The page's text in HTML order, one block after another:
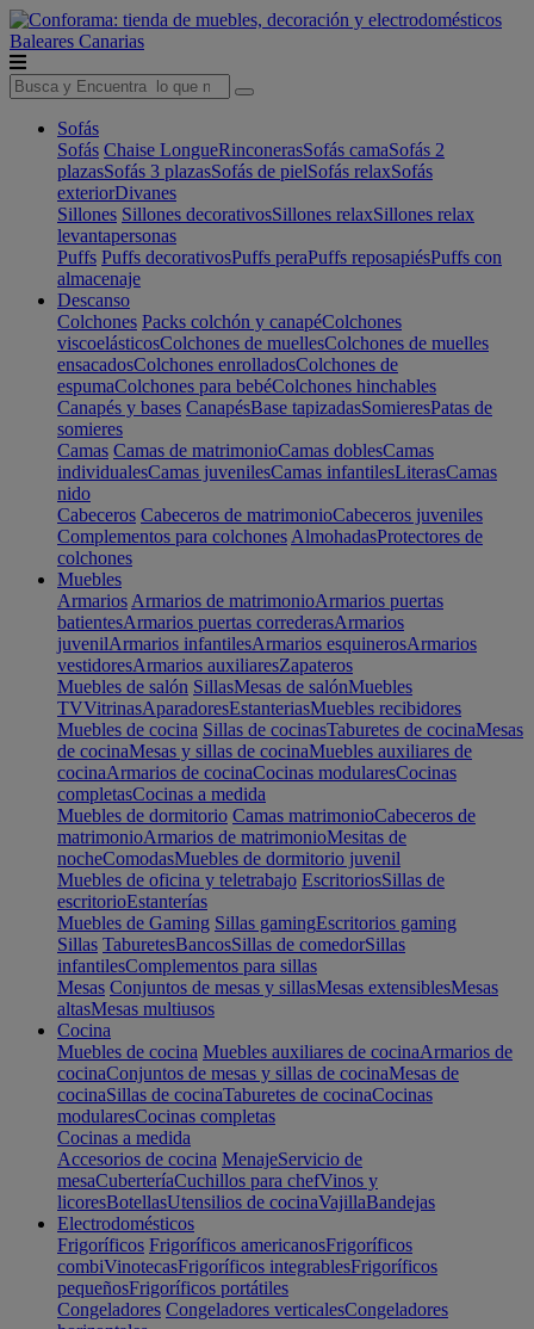
Baleares Canarias
Sofás
Sofás Chaise LongueRinconerasSofás camaSofás 2
plazasSofás 3 plazasSofás de pielSofás relaxSofás
exteriorDivanes
Sillones Sillones decorativosSillones relaxSillones relax
levantapersonas
Puffs Puffs decorativosPuffs peraPuffs reposapiésPuffs con
almacenaje
Descanso
Colchones Packs colchón y canapéColchones
viscoelásticosColchones de muellesColchones de muelles
ensacadosColchones enrolladosColchones de
espumaColchones para bebéColchones hinchables
Canapés y bases CanapésBase tapizadasSomieresPatas de
somieres
Camas Camas de matrimonioCamas doblesCamas
individualesCamas juvenilesCamas infantilesLiterasCamas
nido
Cabeceros Cabeceros de matrimonioCabeceros juveniles
Complementos para colchones AlmohadasProtectores de
colchones
Muebles
Armarios Armarios de matrimonioArmarios puertas
batientesArmarios puertas correderasArmarios
juvenilArmarios infantilesArmarios esquinerosArmarios
vestidoresArmarios auxiliaresZapateros
Muebles de salón SillasMesas de salónMuebles
TVVitrinasAparadoresEstanteriasMuebles recibidores
Muebles de cocina Sillas de cocinasTaburetes de cocinaMesas
de cocinaMesas y sillas de cocinaMuebles auxiliares de
cocinaArmarios de cocinaCocinas modularesCocinas
completasCocinas a medida
Muebles de dormitorio Camas matrimonioCabeceros de
matrimonioArmarios de matrimonioMesitas de
nocheComodasMuebles de dormitorio juvenil
Muebles de oficina y teletrabajo EscritoriosSillas de
escritorioEstanterías
Muebles de Gaming Sillas gamingEscritorios gaming
Sillas TaburetesBancosSillas de comedorSillas
infantilesComplementos para sillas
Mesas Conjuntos de mesas y sillasMesas extensiblesMesas
altasMesas multiusos
Cocina
Muebles de cocina Muebles auxiliares de cocinaArmarios de
cocinaConjuntos de mesas y sillas de cocinaMesas de
cocinaSillas de cocinaTaburetes de cocinaCocinas
modularesCocinas completas
Cocinas a medida
Accesorios de cocina MenajeServicio de
mesaCuberteríaCuchillos para chefVinos y
licoresBotellasUtensilios de cocinaVajillaBandejas
Electrodomésticos
Frigoríficos Frigoríficos americanosFrigoríficos
combiVinotecasFrigoríficos integrablesFrigoríficos
pequeñosFrigoríficos portátiles
Congeladores Congeladores verticalesCongeladores